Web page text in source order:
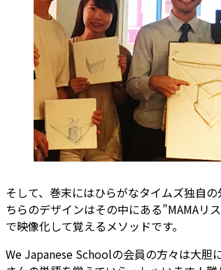
そして、巻末にはひらがなタイムズ独自
ちらのデザインはその中にある”MAMAリ
で映像化して覚えるメソッドです。
We Japanese Schoolの会員の方々は大胆